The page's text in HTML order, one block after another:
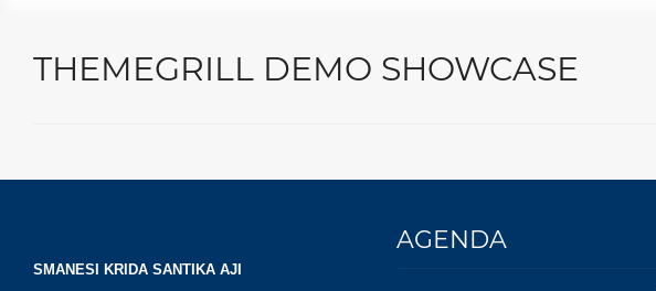
THEMEGRILL DEMO SHOWCASE
SMANESI KRIDA SANTIKA AJI
AGENDA